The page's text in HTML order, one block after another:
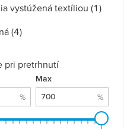
vystúžená textíliou (1)
(4)
pri pretrhnutí
pri pretrhnutí: 6 % - 700 %
%
Max
%